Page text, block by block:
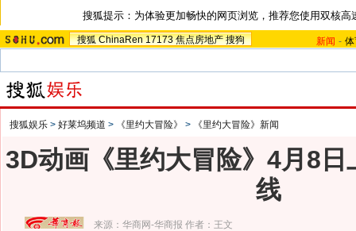
搜狐提示：为体验更加畅快的网页浏览，推荐您使用双核高
搜狐 ChinaRen 17173 焦点房地产 搜狗 新闻 -
搜狐娱乐 > 好莱坞频道 > 《里约大冒险》 > 《里约大冒险》新闻
3D动画《里约大冒险》4月8日
线
来源： 华商网-华商报 作者：王文